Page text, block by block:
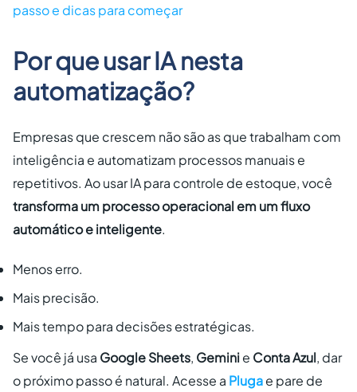
passo e dicas para começar
Por que usar IA nesta
automatização?
Empresas que crescem não são as que trabalham com
inteligência e automatizam processos manuais e
repetitivos. Ao usar IA para controle de estoque, você
transforma um processo operacional em um fluxo
automático e inteligente.
Menos erro.
Mais precisão.
Mais tempo para decisões estratégicas.
Se você já usa Google Sheets, Gemini e Conta Azul, dar
o próximo passo é natural. Acesse a Plugae pare de